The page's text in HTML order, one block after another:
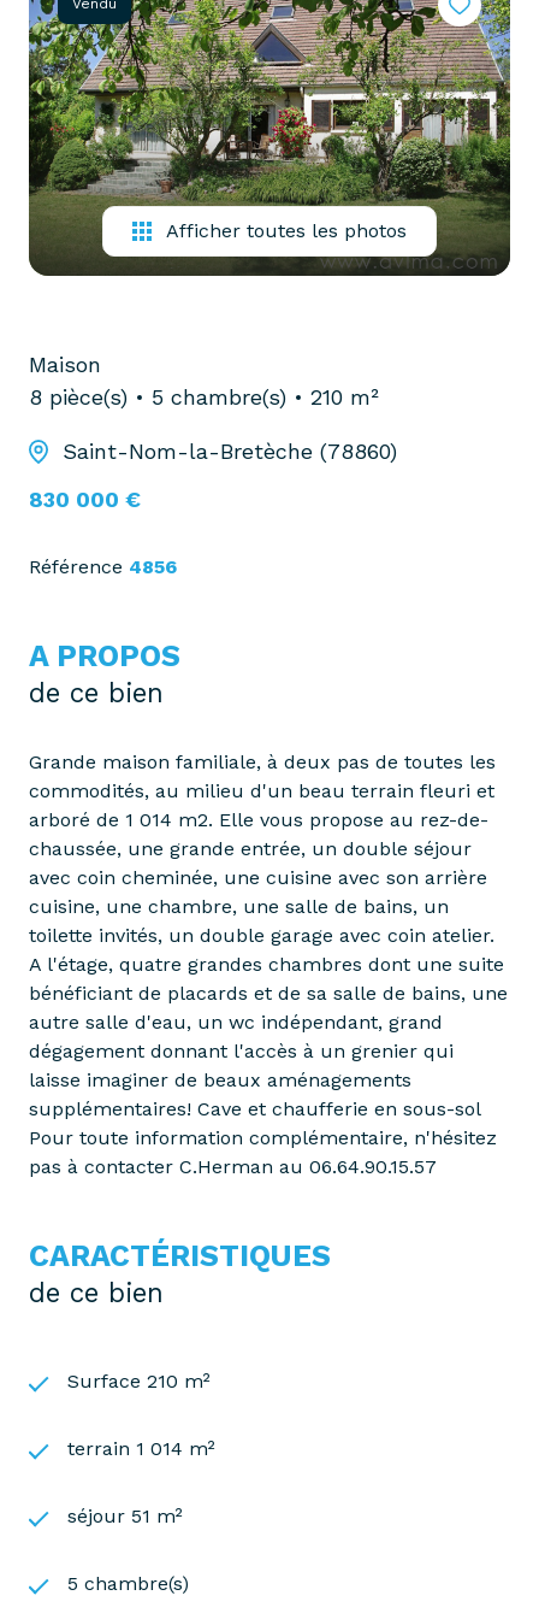
confiez-
nous
votre
recherche
acheter
biens
pro
partenaires
gestion
locative
vendre
mon
bien
recherche
Vendu
Afficher toutes les photos
Maison
8 pièce(s)
5 chambre(s) 210 m²
Saint-Nom-la-Bretèche (78860)
830 000 €
Référence 4856
A PROPOS
de ce bien
Grande maison familiale, à deux pas de toutes les
commodités, au milieu d'un beau terrain fleuri et
arboré de 1 014 m2. Elle vous propose au rez-de-
chaussée, une grande entrée, un double séjour
avec coin cheminée, une cuisine avec son arrière
cuisine, une chambre, une salle de bains, un
toilette invités, un double garage avec coin atelier.
A l'étage, quatre grandes chambres dont une suite
bénéficiant de placards et de sa salle de bains, une
autre salle d'eau, un wc indépendant, grand
dégagement donnant l'accès à un grenier qui
laisse imaginer de beaux aménagements
supplémentaires! Cave et chaufferie en sous-sol
Pour toute information complémentaire, n'hésitez
pas à contacter C.Herman au 06.64.90.15.57
CARACTÉRISTIQUES
de ce bien
Surface 210 m²
terrain 1 014 m²
séjour 51 m²
5 chambre(s)